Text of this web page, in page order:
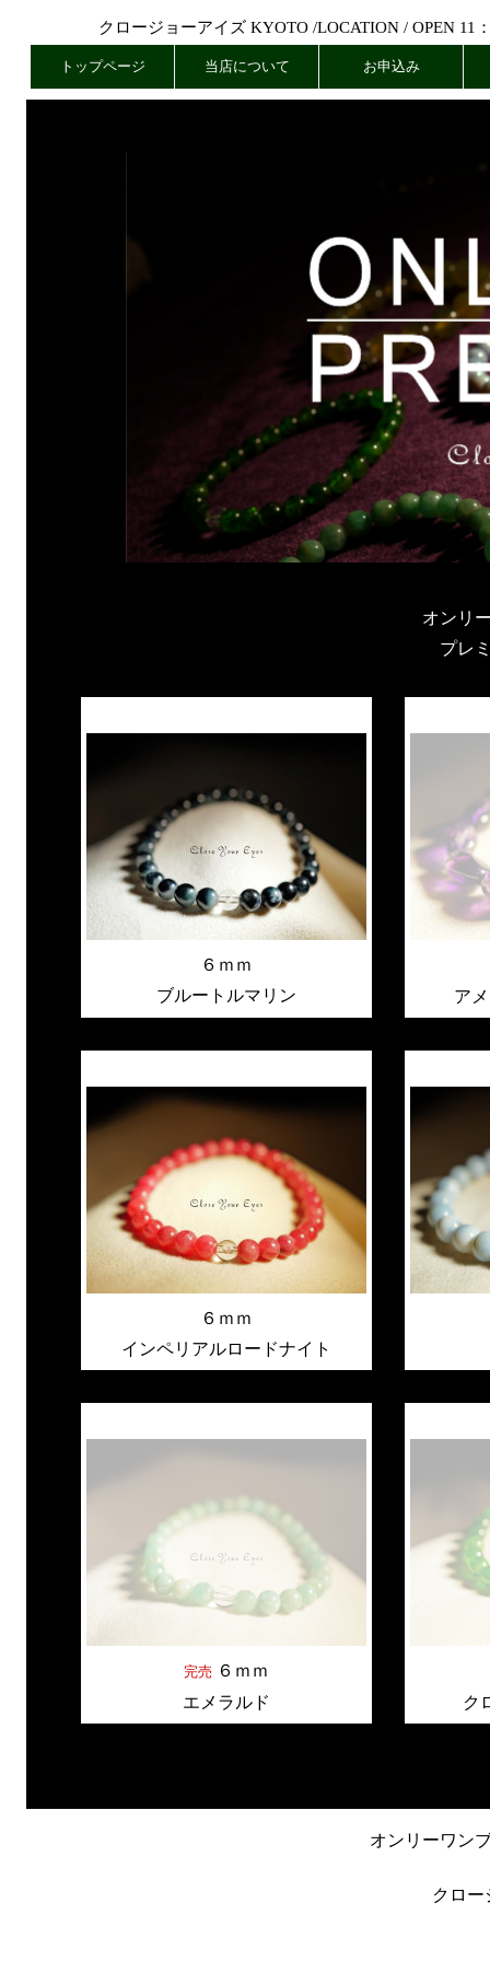
クロージョーアイズ KYOTO /LOCATION/ OPEN 11
トップページ 当店について お申込み
オンリ
プレ
６ｍｍ
ブルートルマリン
ア
６ｍｍ
インペリアルロードナイト
完売
６ｍｍ
エメラルド
ク
オンリーワン
クロー